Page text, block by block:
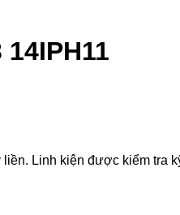
Linh kiện được kiểm tra